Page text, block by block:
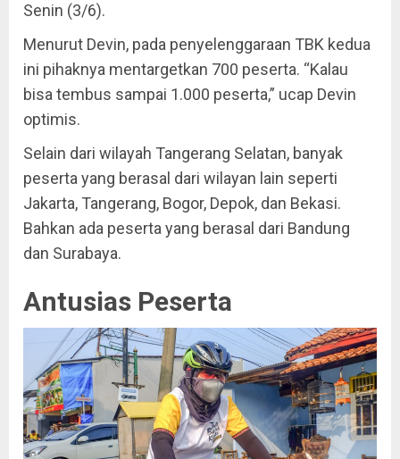
Senin (3/6).
Menurut Devin, pada penyelenggaraan TBK kedua
ini pihaknya mentargetkan 700 peserta. “Kalau
bisa tembus sampai 1.000 peserta,” ucap Devin
optimis.
Selain dari wilayah Tangerang Selatan, banyak
peserta yang berasal dari wilayan lain seperti
Jakarta, Tangerang, Bogor, Depok, dan Bekasi.
Bahkan ada peserta yang berasal dari Bandung
dan Surabaya.
Antusias Peserta